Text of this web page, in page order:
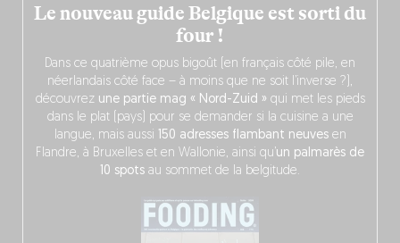
Le nouveau guide Belgique est sorti du
four !
Dans ce quatrième opus bigoût (en français côté pile, en
néerlandais côté face – à moins que ne soit l’inverse ?),
découvrez une partie mag « Nord-Zuid » qui met les pieds
dans le plat (pays) pour se demander si la cuisine a une
langue, mais aussi
150 adresses flambant neuvesen
Flandre, à Bruxelles et en Wallonie, ainsi qu’ un palmarès de
10 spots au sommet de la belgitude.